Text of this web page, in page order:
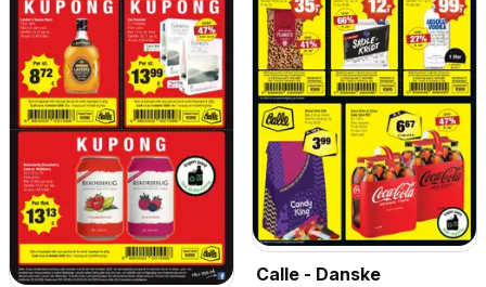
Calle - Danske